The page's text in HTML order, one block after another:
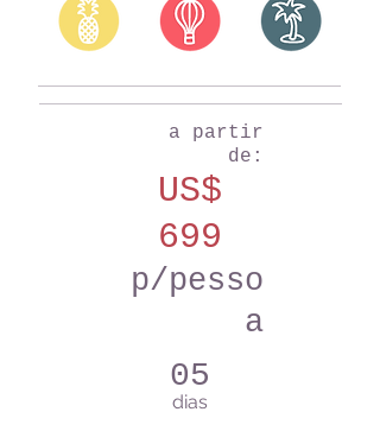
a partir
de:
US$
699
p/pesso
a
05
dias